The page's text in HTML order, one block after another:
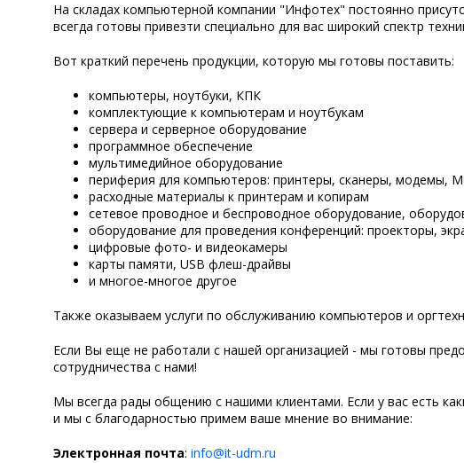
На складах компьютерной компании "Инфотех" постоянно
всегда готовы привезти специально для вас широкий спектр
Вот краткий перечень продукции, которую мы готовы поставить:
компьютеры, ноутбуки, КПК
комплектующие к компьютерам и ноутбукам
сервера и серверное оборудование
программное обеспечение
мультимедийное оборудование
периферия для компьютеров: принтеры, сканеры, модемы,
расходные материалы к принтерам и копирам
сетевое проводное и беспроводное оборудование,
оборудование для проведения конференций: проекторы,
цифровые фото- и видеокамеры
карты памяти, USB флеш-драйвы
и многое-многое другое
Также оказываем услуги по обслуживанию компьютеров и
Если Вы еще не работали с нашей организацией - мы готовы
сотрудничества с нами!
Мы всегда рады общению с нашими клиентами. Если у вас есть
и мы с благодарностью примем ваше мнение во внимание:
Электронная почта: info@it-udm.ru